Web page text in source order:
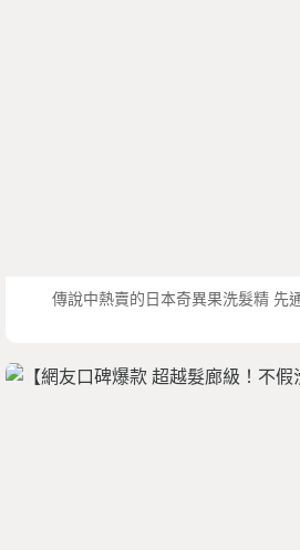
傳說中熱賣的日本奇異果洗髮精 先